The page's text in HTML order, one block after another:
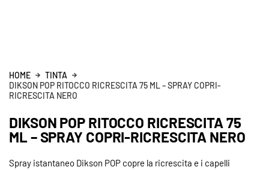
HOME
TINTA
DIKSON POP RITOCCO RICRESCITA 75 ML – SPRAY COPRI-
RICRESCITA NERO
DIKSON POP RITOCCO RICRESCITA 75
ML – SPRAY COPRI-RICRESCITA NERO
Spray istantaneo Dikson POP copre la ricrescita e i capelli